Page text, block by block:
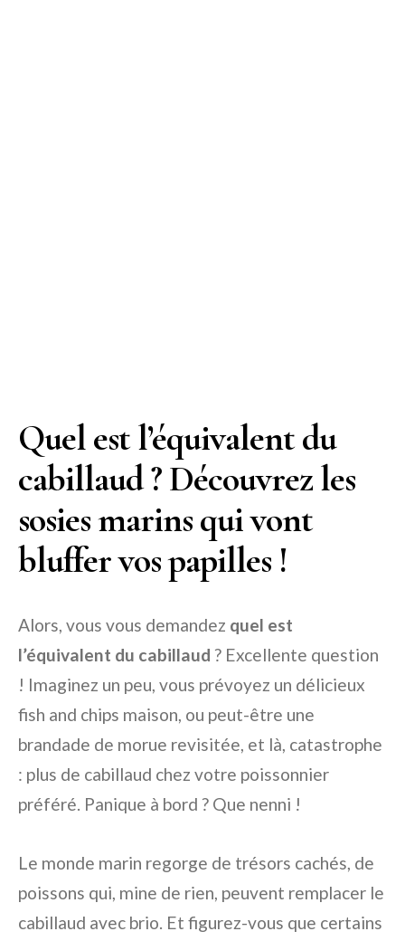
Quel est l’équivalent du
cabillaud ? Découvrez les
sosies marins qui vont
bluffer vos papilles !
Alors, vous vous demandez quel est
l’équivalent du cabillaud ? Excellente question
! Imaginez un peu, vous prévoyez un délicieux
fish and chips maison, ou peut-être une
brandade de morue revisitée, et là, catastrophe
: plus de cabillaud chez votre poissonnier
préféré. Panique à bord ? Que nenni !
Le monde marin regorge de trésors cachés, de
poissons qui, mine de rien, peuvent remplacer le
cabillaud avec brio. Et figurez-vous que certains